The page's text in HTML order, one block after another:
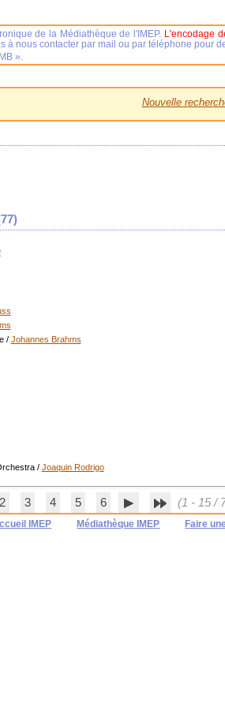
Nouvelle
77)
/ Johannes Brahms
/ Joaquin Rodrigo
2 3 4 5 6 (1 - 15 /
IMEP Médiathèque IMEP Faire
de la Médiathèque de l'IMEP. L'encodage
nous contacter par mail ou par téléphone pour
».